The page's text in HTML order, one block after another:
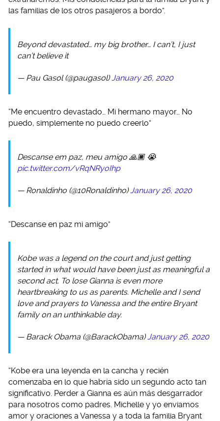
las familias de los otros pasajeros a bordo”.
Beyond devastated… my big brother… I can’t, I just
can’t believe it
— Pau Gasol (@paugasol)January 26, 2020
“Me encuentro devastado… Mi hermano mayor… No
puedo, simplemente no puedo creerlo”
Descanse em paz, meu amigo 🙏🏿 😭
pic.twitter.com/vRqNRyoIhp
— Ronaldinho (@10Ronaldinho)January 26, 2020
“Descanse en paz mi amigo”
Kobe was a legend on the court and just getting
started in what would have been just as meaningful a
second act. To lose Gianna is even more
heartbreaking to us as parents. Michelle and I send
love and prayers to Vanessa and the entire Bryant
family on an unthinkable day.
— Barack Obama (@BarackObama)January 26, 2020
“Kobe era una leyenda en la cancha y recién
comenzaba en lo que habría sido un segundo acto tan
significativo. Perder a Gianna es aún más desgarrador
para nosotros como padres. Michelle y yo enviamos
amor y oraciones a Vanessa y a toda la familia Bryant